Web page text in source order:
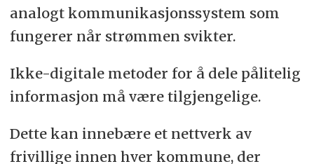
analogt kommunikasjonssystem som
fungerer når strømmen svikter.
Ikke-digitale metoder for å dele pålitelig
informasjon må være tilgjengelige.
Dette kan innebære et nettverk av
frivillige innen hver kommune, der